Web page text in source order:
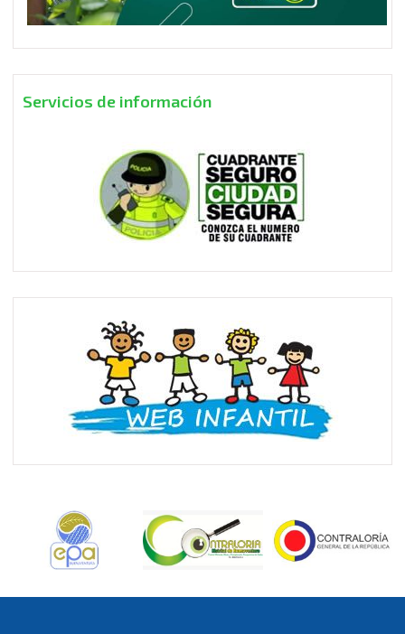
Servicios de información